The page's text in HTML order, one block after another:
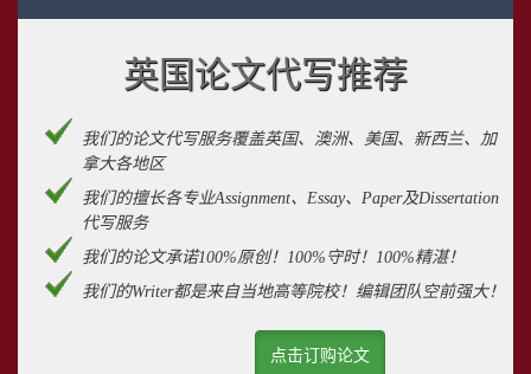
英国论文代写推荐
我们的论文代写服务覆盖英国、澳洲、美国、新西兰、加
拿大各地区
我们的擅长各专业Assignment、Essay、Paper及Dissertation
代写服务
我们的论文承诺100%原创！100%守时！100%精湛！
我们的Writer都是来自当地高等院校！编辑团队空前强大！
点击订购论文